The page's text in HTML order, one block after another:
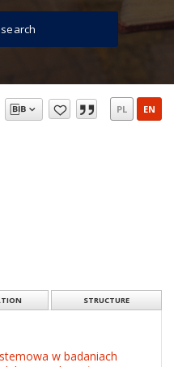
PL EN
STRUCTURE
w badaniach